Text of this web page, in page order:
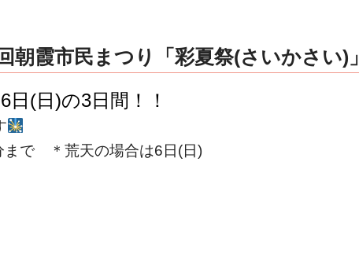
朝霞市民まつり「彩夏祭(さいかさい)」
日(日)の3日間！！
で ＊荒天の場合は6日(日)